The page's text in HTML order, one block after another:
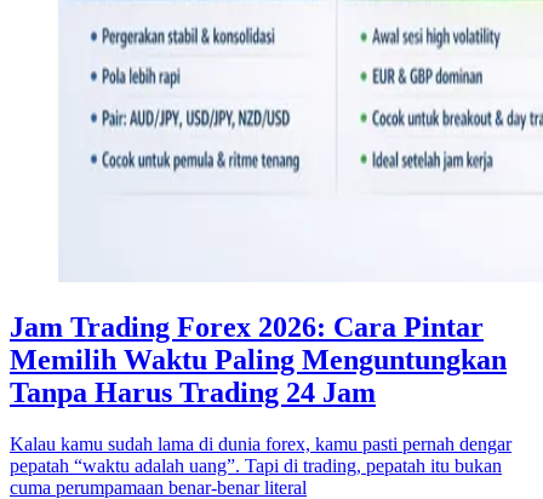
Jam Trading Forex 2026: Cara Pintar
Memilih Waktu Paling Menguntungkan
Tanpa Harus Trading 24 Jam
Kalau kamu sudah lama di dunia forex, kamu pasti pernah dengar
pepatah “waktu adalah uang”. Tapi di trading, pepatah itu bukan
cuma perumpamaan benar-benar literal